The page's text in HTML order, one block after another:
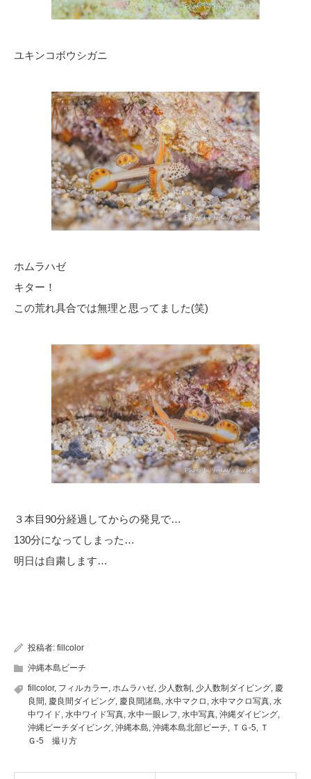
ユキンコボウシガニ
ホムラハゼ
キター！
この荒れ具合では無理と思ってました(笑)
３本目90分経過してからの発見で…
130分になってしまった…
明日は自粛します…
投稿者: fillcolor
沖縄本島ビーチ
fillcolor, フィルカラー ホムラハゼ 少人数制 少人数制ダイビング 慶
良間 慶良間ダイビング 慶良間諸島 水中マクロ 水中マクロ写真 水
中ワイド 水中ワイド写真 水中一眼レフ 水中写真 沖縄ダイビング
沖縄ビーチダイビング 沖縄本島 沖縄本島北部ビーチ ＴＧ-5
Ｔ
Ｇ-5 撮り方